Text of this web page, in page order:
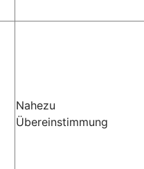
Nahezu
Übereinstimmung